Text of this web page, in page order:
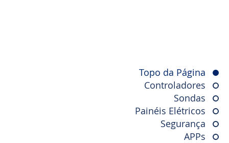
Topo da Página
Controladores
Sondas
Painéis Elétricos
Segurança
APPs